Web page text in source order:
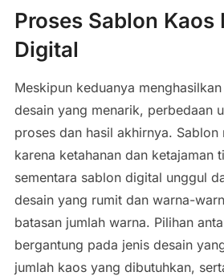
Proses Sablon Kaos
Digital
Meskipun keduanya
desain yang menarik, perbedaan
proses dan hasil akhirnya. Sablon
karena ketahanan dan ketajaman
sementara sablon digital unggul
desain yang rumit dan warna-
batasan jumlah warna. Pilihan
bergantung pada jenis desain
jumlah kaos yang dibutuhkan,